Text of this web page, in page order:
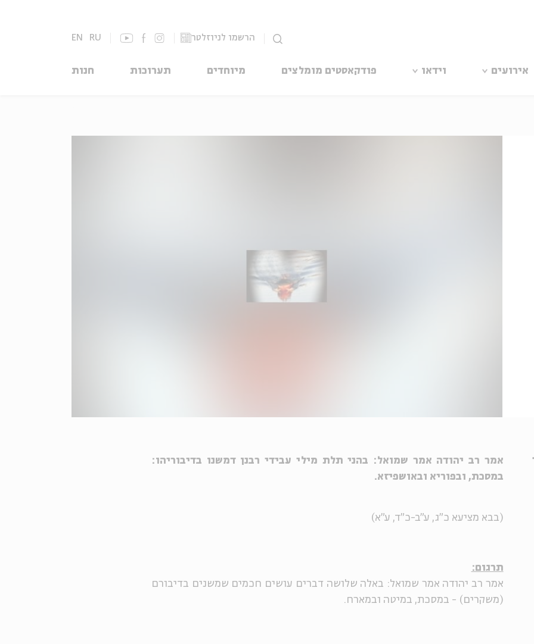
הרשמו לניוזלטר EN RU
אירועים וידאו פודקאסטים מומלצים מיוחדים תערוכות חנות
אמר רב יהודה אמר שמואל: בהני תלת מילי עבידי רבנן דמשנו בדיבוריהו:
במסכת, ובפוריא ובאושפיזא.
(בבא מציעא כ"ג, ע"ב-כ"ד, ע"א)
תרגום:
אמר רב יהודה אמר שמואל: באלה שלושה דברים עושים חכמים שמשנים בדיבורם
(משקרים) - במסכת, במיטה ובמארח.